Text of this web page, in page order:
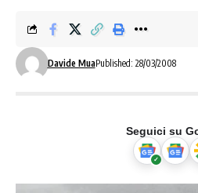
Davide MuaPublished: 28/03/2008
Seguici su